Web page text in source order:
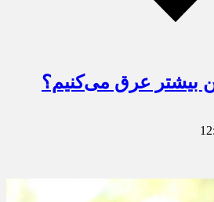
بیشتر عرق می‌کنیم؟